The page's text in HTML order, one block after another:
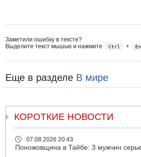
Заметили ошибку в тексте?
Выделите текст мышью и нажмите
Ctrl +
Еще в разделе В мире
КОРОТКИЕ НОВОСТИ
07.08.2026 20:43
Поножовщина в Тайбе: 3 мужчин